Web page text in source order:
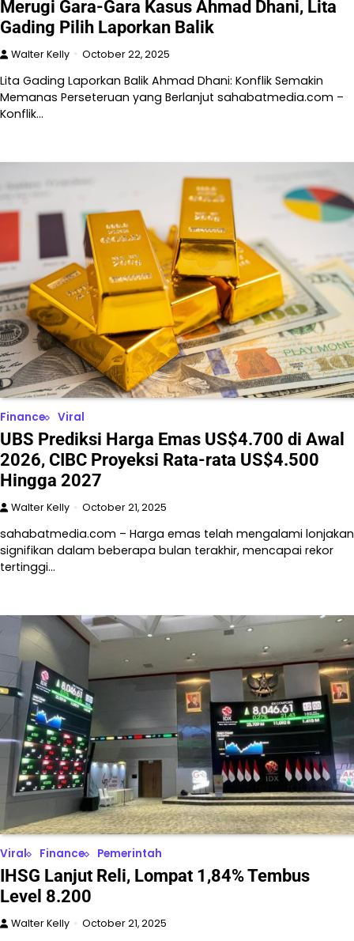
Merugi Gara-Gara Kasus Ahmad Dhani, Lita
Gading Pilih Laporkan Balik
Walter Kelly October 22, 2025
Lita Gading Laporkan Balik Ahmad Dhani: Konflik Semakin
Memanas Perseteruan yang Berlanjut sahabatmedia.com –
Konflik…
Finance Viral
UBS Prediksi Harga Emas US$4.700 di Awal
2026, CIBC Proyeksi Rata-rata US$4.500
Hingga 2027
Walter Kelly October 21, 2025
sahabatmedia.com – Harga emas telah mengalami lonjakan
signifikan dalam beberapa bulan terakhir, mencapai rekor
tertinggi…
Viral Finance Pemerintah
IHSG Lanjut Reli, Lompat 1,84% Tembus
Level 8.200
Walter Kelly October 21, 2025